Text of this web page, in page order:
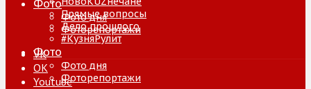
Фото
Фото дня
Фоторепортажи
VK
ОК
Youtube
Прямые вопросы
Дело прошлого
#КузняРулит
Фото
Фото дня
Фоторепортажи